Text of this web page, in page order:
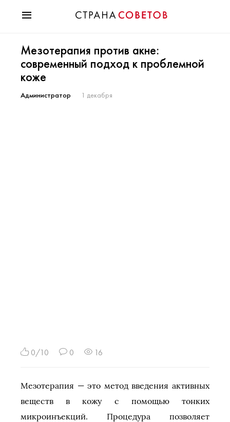
Мода
Звезды
Гороскопы
Здоровье
Мезотерапия против акне:
современный подход к проблемной
коже
Администратор 1 декабря
0/10 0 16
Мезотерапия — это метод введения активных
веществ в кожу с помощью тонких
микроинъекций. Процедура позволяет